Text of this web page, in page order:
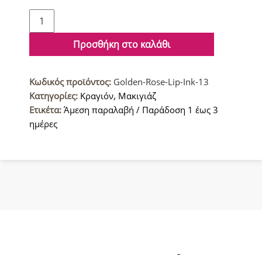
Golden
Rose
Κραγιόν
ποσότητα
Προσθήκη στο καλάθι
Κωδικός προϊόντος: Golden-Rose-Lip-Ink-13
Κατηγορίες: Κραγιόν, Μακιγιάζ
Ετικέτα: Άμεση παραλαβή / Παράδοση 1 έως 3
ημέρες